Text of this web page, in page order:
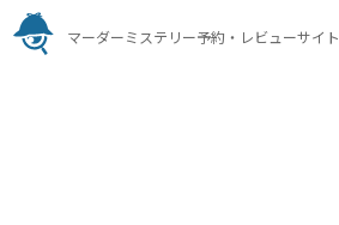
マーダーミステリー予約・レビューサイト